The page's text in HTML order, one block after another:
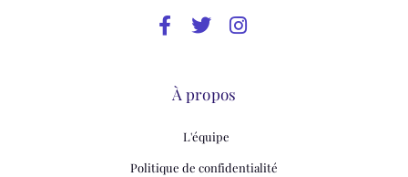
À propos
L'équipe
Politique de confidentialité